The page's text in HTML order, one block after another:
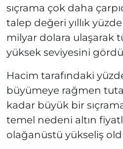
sıçrama çok daha
talep değeri yıllık yüzde
milyar dolara ulaşarak
yüksek seviyesini
Hacim tarafındaki yüzde
büyümeye rağmen
kadar büyük bir
temel nedeni altın
olağanüstü yükseliş